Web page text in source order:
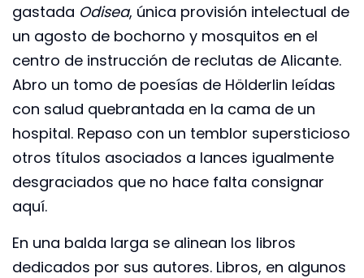
gastada Odisea, única provisión intelectual de
un agosto de bochorno y mosquitos en el
centro de instrucción de reclutas de Alicante.
Abro un tomo de poesías de Hölderlin leídas
con salud quebrantada en la cama de un
hospital. Repaso con un temblor supersticioso
otros títulos asociados a lances igualmente
desgraciados que no hace falta consignar
aquí.
En una balda larga se alinean los libros
dedicados por sus autores. Libros, en algunos